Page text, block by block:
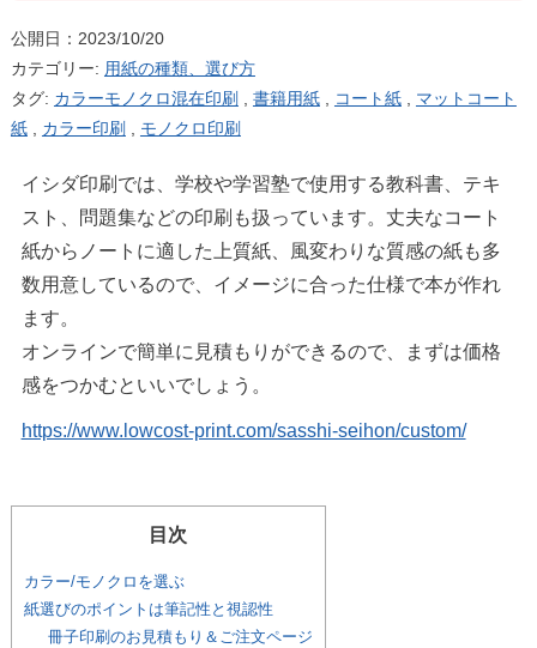
公開日：2023/10/20
カテゴリー: 用紙の種類、選び方
タグ: カラーモノクロ混在印刷 書籍用紙, コート紙, マットコート
紙, カラー印刷 モノクロ印刷
イシダ印刷では、学校や学習塾で使用する教科書、テキ
スト、問題集などの印刷も扱っています。丈夫なコート
紙からノートに適した上質紙、風変わりな質感の紙も多
数用意しているので、イメージに合った仕様で本が作れ
ます。
オンラインで簡単に見積もりができるので、まずは価格
感をつかむといいでしょう。
https://www.lowcost-print.com/sasshi-seihon/custom/
目次
カラー/モノクロを選ぶ
紙選びのポイントは筆記性と視認性
冊子印刷のお見積もり＆ご注文ページ